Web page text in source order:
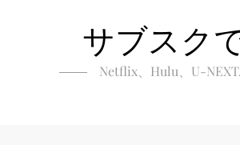
サブスク
Netflix、Hulu、U-